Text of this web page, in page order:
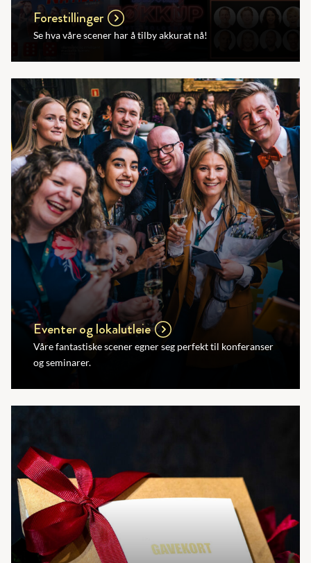
Forestillinger
Se hva våre scener har å tilby akkurat nå!
Eventer og lokalutleie
Våre fantastiske scener egner seg perfekt til konferanser
og seminarer.